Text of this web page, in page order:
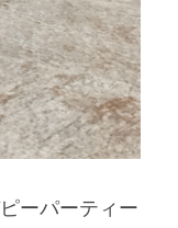
ーパーティー